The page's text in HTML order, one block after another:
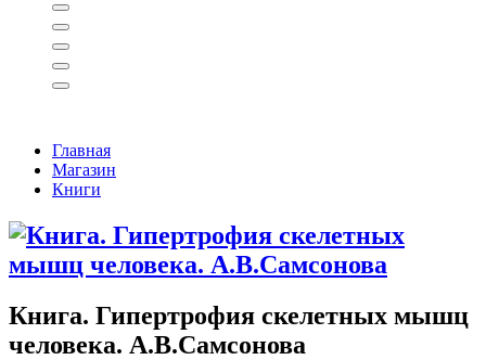
Главная
Магазин
Книги
Книга. Гипертрофия скелетных мышц
человека. А.В.Самсонова